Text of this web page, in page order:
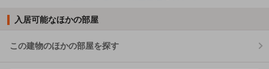
入居可能なほかの部屋
この建物のほかの部屋を探す